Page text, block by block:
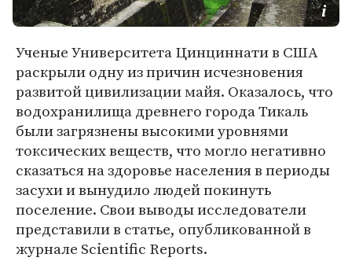
Ученые Университета Цинциннати в США
раскрыли одну из причин исчезновения
развитой цивилизации майя. Оказалось, что
водохранилища древнего города Тикаль
были загрязнены высокими уровнями
токсических веществ, что могло негативно
сказаться на здоровье населения в периоды
засухи и вынудило людей покинуть
поселение. Свои выводы исследователи
представили в статье, опубликованной в
журнале Scientific Reports.